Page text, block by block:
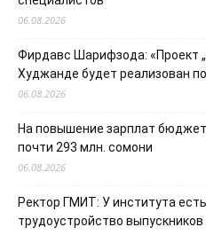
06.08.2026
Фирдавс Шарифзода: «Проект
Худжанде будет реализован
06.08.2026
На повышение зарплат
почти 293 млн. сомони
06.08.2026
Ректор ГМИТ: У института
трудоустройство выпускников